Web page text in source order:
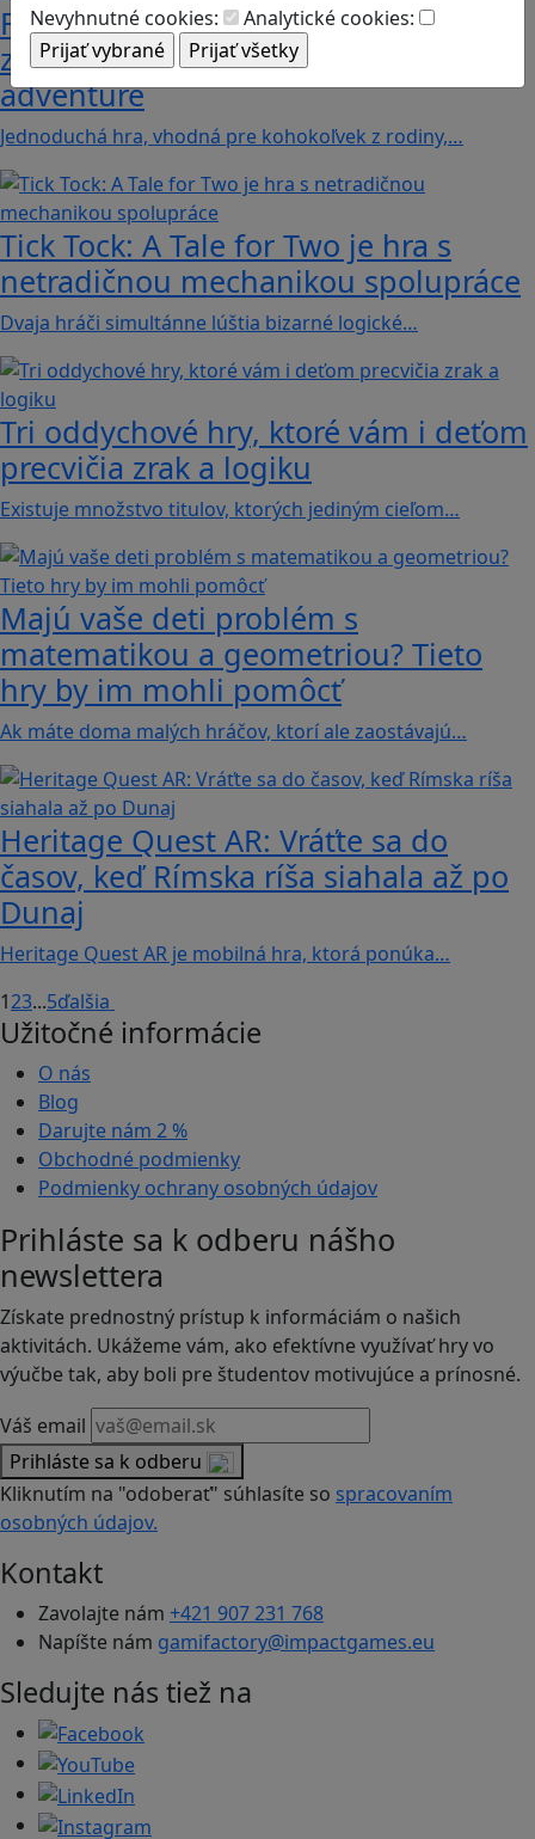
Nevyhnutné cookies:
Analytické cookies:
Fotografujte zvieratká, aby ste
zachránili ostrov v Alba: A Wildlife
adventure
Jednoduchá hra, vhodná pre kohokoľvek z rodiny,…
Tick Tock: A Tale for Tw‪o je hra s
netradičnou mechanikou spolupráce
Dvaja hráči simultánne lúštia bizarné logické…
Tri oddychové hry, ktoré vám i deťom
precvičia zrak a logiku
Existuje množstvo titulov, ktorých jediným cieľom…
Majú vaše deti problém s
matematikou a geometriou? Tieto
hry by im mohli pomôcť
Ak máte doma malých hráčov, ktorí ale zaostávajú…
Heritage Quest AR: Vráťte sa do
časov, keď Rímska ríša siahala až po
Dunaj
Heritage Quest AR je mobilná hra, ktorá ponúka…
123...5ďalšia
Užitočné informácie
O nás
Blog
Darujte nám 2 %
Obchodné podmienky
Podmienky ochrany osobných údajov
Prihláste sa k odberu nášho
newslettera
Získate prednostný prístup k informáciám o našich
aktivitách. Ukážeme vám, ako efektívne využívať hry vo
výučbe tak, aby boli pre študentov motivujúce a prínosné.
Váš email
Prihláste sa k odberu
Kliknutím na "odoberať" súhlasíte so spracovaním
osobných údajov.
Kontakt
Zavolajte nám +421 907 231 768
Napíšte nám gamifactory@impactgames.eu
Sledujte nás tiež na